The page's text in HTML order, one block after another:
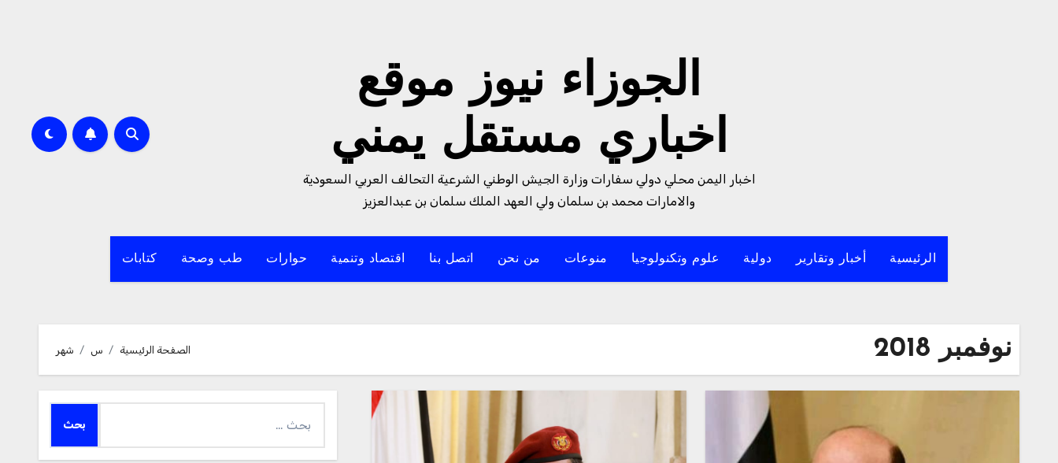
الجوزاء نيوز موقع
اخباري مستقل يمني
اخبار اليمن محلي دولي سفارات وزارة الجيش الوطني الشرعية التحالف العربي السعودية
والامارات محمد بن سلمان ولي العهد الملك سلمان بن عبدالعزيز
الرئيسية أخبار وتقارير دولية علوم وتكنولوجيا منوعات من نحن اتصل بنا اقتصاد وتنمية حوارات طب وصحة كتابات
نوفمبر 2018 الصفحة الرئيسية س شهر
عن: